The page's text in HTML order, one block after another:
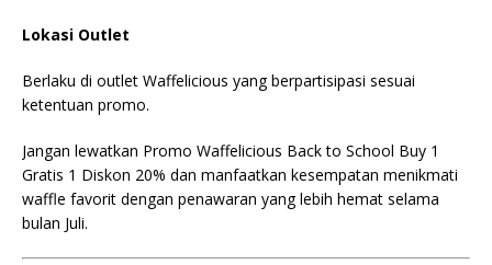
Lokasi Outlet
Berlaku di outlet Waffelicious yang berpartisipasi sesuai
ketentuan promo.
Jangan lewatkan Promo Waffelicious Back to School Buy 1
Gratis 1 Diskon 20% dan manfaatkan kesempatan menikmati
waffle favorit dengan penawaran yang lebih hemat selama
bulan Juli.